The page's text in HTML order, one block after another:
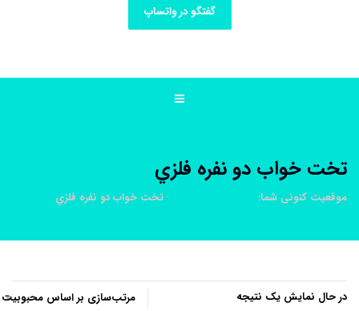
گفتگو در واتساپ
تخت خواب دو نفره فلزي
موقعیت کنونی شما: تخت خواب دو نفره فلزي
در حال نمایش یک نتیجه